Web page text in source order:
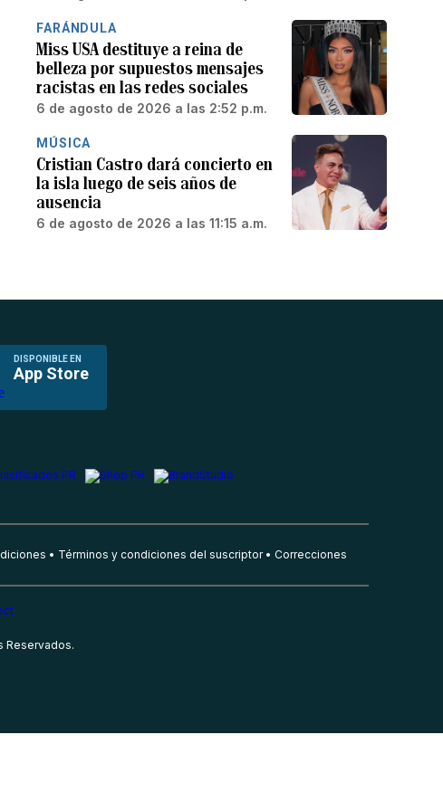
FARÁNDULA
Miss USA destituye a reina de
belleza por supuestos mensajes
racistas en las redes sociales
6 de agosto de 2026 a las 2:52 p.m.
MÚSICA
Cristian Castro dará concierto en
la isla luego de seis años de
ausencia
6 de agosto de 2026 a las 11:15 a.m.
DISPONIBLE EN
App Store
Términos y condiciones del suscriptor Correcciones
Reservados.